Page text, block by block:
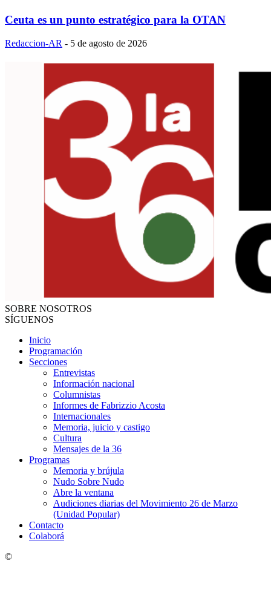
Ceuta es un punto estratégico para la OTAN
Redaccion-AR - 5 de agosto de 2026
SOBRE NOSOTROS
SÍGUENOS
Inicio
Programación
Secciones
Entrevistas
Información nacional
Columnistas
Informes de Fabrizzio Acosta
Internacionales
Memoria, juicio y castigo
Cultura
Mensajes de la 36
Programas
Memoria y brújula
Nudo Sobre Nudo
Abre la ventana
Audiciones diarias del Movimiento 26 de Marzo
(Unidad Popular)
Contacto
Colaborá
©